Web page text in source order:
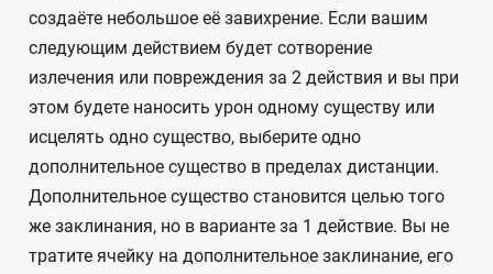
создаёте небольшое её завихрение. Если вашим
следующим действием будет сотворение
излечения или повреждения за 2 действия и вы при
этом будете наносить урон одному существу или
исцелять одно существо, выберите одно
дополнительное существо в пределах дистанции.
Дополнительное существо становится целью того
же заклинания, но в варианте за 1 действие. Вы не
тратите ячейку на дополнительное заклинание, его